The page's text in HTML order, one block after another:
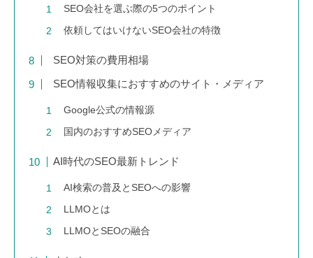
SEO会社を選ぶ際の5つのポイント
依頼してはいけないSEO会社の特徴
SEO対策の費用相場
SEO情報収集におすすめのサイト・メディア
Google公式の情報源
国内のおすすめSEOメディア
AI時代のSEO最新トレンド
AI検索の普及とSEOへの影響
LLMOとは
LLMOとSEOの融合